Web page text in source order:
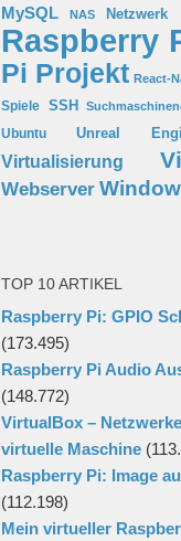
MySQL NAS Netzwerk
Raspberry
Pi Projekt React-
Spiele SSH
Ubuntu Unreal
Virtualisierung
Webserver
TOP 10 ARTIKEL
Raspberry Pi: GPIO
(173.495)
Raspberry Pi Audio
(148.772)
VirtualBox –
virtuelle Maschine
Raspberry Pi: Image
(112.198)
Mein virtueller